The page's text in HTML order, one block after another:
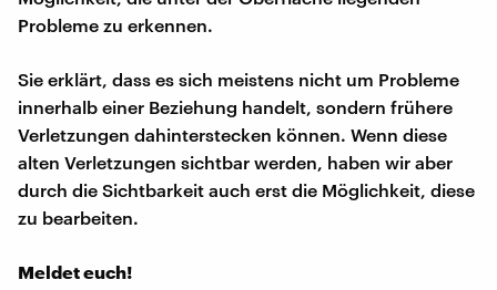
Probleme zu erkennen.
Sie erklärt, dass es sich meistens nicht um Probleme
innerhalb einer Beziehung handelt, sondern frühere
Verletzungen dahinterstecken können. Wenn diese
alten Verletzungen sichtbar werden, haben wir aber
durch die Sichtbarkeit auch erst die Möglichkeit, diese
zu bearbeiten.
Meldet euch!